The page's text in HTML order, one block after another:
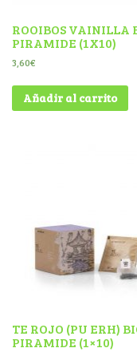
ROOIBOS VAINILLA
PIRAMIDE (1X10)
3,60€
Añadir al carrito
TE ROJO (PU ERH)
PIRAMIDE (1×10)